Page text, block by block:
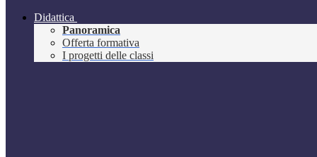
Didattica
Panoramica
Offerta formativa
I progetti delle classi